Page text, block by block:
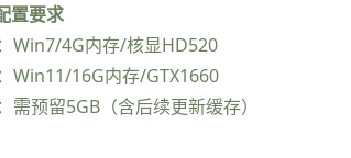
置要求
Win7/4G内存/核显HD520
Win11/16G内存/GTX1660
需预留5GB（含后续更新缓存）